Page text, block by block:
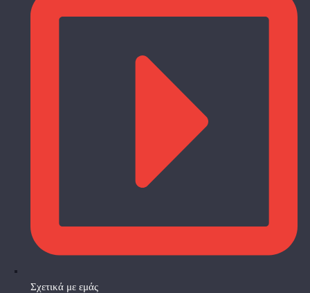
Σχετικά με εμάς